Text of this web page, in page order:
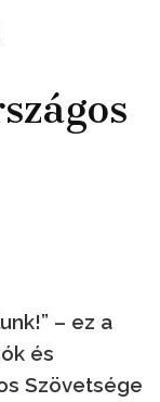
– ez a
és
Szövetsége